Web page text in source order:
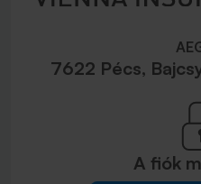
7622 Pécs,
A fiók